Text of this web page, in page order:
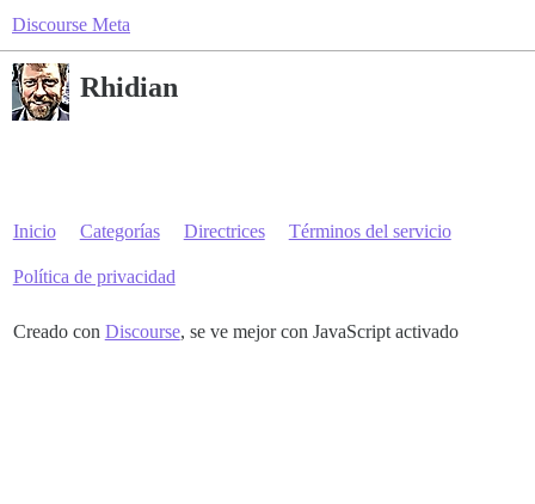
Discourse Meta
Rhidian
Inicio Categorías Directrices Términos del servicio
Política de privacidad
Creado con Discourse, se ve mejor con JavaScript activado